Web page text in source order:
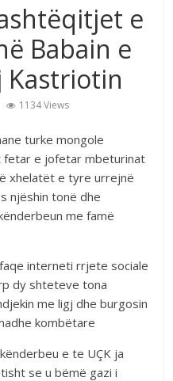
e
Babain e
Kastriotin
1134 Views
turke mongole
fetar e jofetar mbeturinat
xhelatët e tyre urrejnë
njëshin tonë dhe
me famë
interneti rrjete sociale
dy shteteve tona
me ligj dhe burgosin
kombëtare
e te UÇK ja
se u bëmë gazi i